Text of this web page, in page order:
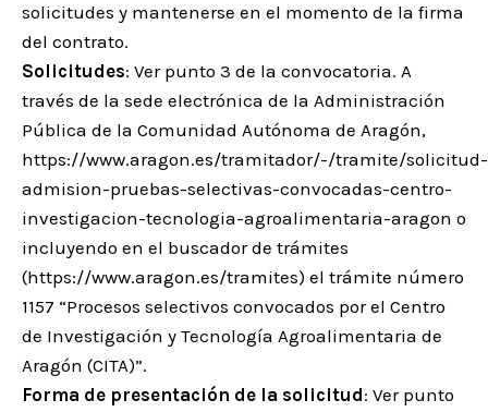
solicitudes y mantenerse en el momento de la firma
del contrato.
Solicitudes: Ver punto 3 de la convocatoria. A
través de la sede electrónica de la Administración
Pública de la Comunidad Autónoma de Aragón,
https://www.aragon.es/tramitador/-/tramite/solicitud-
admision-pruebas-selectivas-convocadas-centro-
investigacion-tecnologia-agroalimentaria-aragon o
incluyendo en el buscador de trámites
(https://www.aragon.es/tramites) el trámite número
1157 “Procesos selectivos convocados por el Centro
de Investigación y Tecnología Agroalimentaria de
Aragón (CITA)”.
Forma de presentación de la solicitud: Ver punto